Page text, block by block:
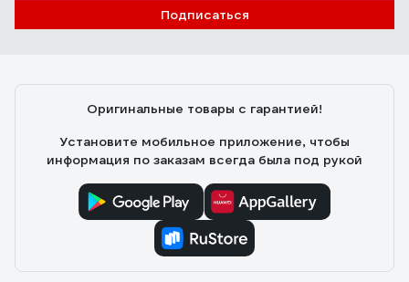
Подписаться
Оригинальные товары с гарантией!
Установите мобильное приложение, чтобы
информация по заказам всегда была под рукой